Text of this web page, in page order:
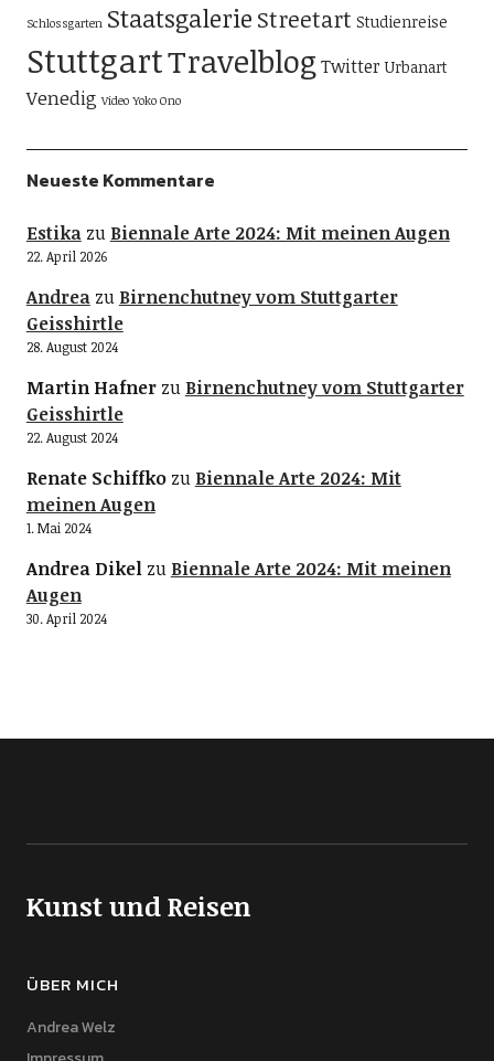
Schlossgarten Staatsgalerie Streetart Studienreise
StuttgartTravelblog Twitter Urbanart
Venedig Video Yoko Ono
Neueste Kommentare
Estikazu Biennale Arte 2024: Mit meinen Augen
22. April 2026
Andreazu Birnenchutney vom Stuttgarter
Geisshirtle
28. August 2024
Martin Hafnerzu Birnenchutney vom Stuttgarter
Geisshirtle
22. August 2024
Renate Schiffkozu Biennale Arte 2024: Mit
meinen Augen
1. Mai 2024
Andrea Dikelzu Biennale Arte 2024: Mit meinen
Augen
30. April 2024
Kunst und Reisen
ÜBER MICH
Andrea Welz